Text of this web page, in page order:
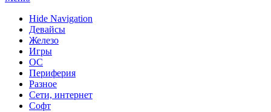
Hide Navigation
Девайсы
Железо
Игры
ОС
Периферия
Разное
Сети, интернет
Софт